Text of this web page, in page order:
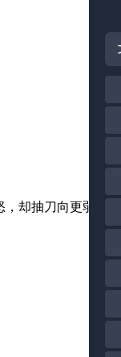
却抽刀向更弱